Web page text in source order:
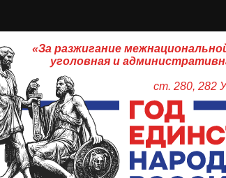
«За разжигание
уголовная и
ст. 280, 282